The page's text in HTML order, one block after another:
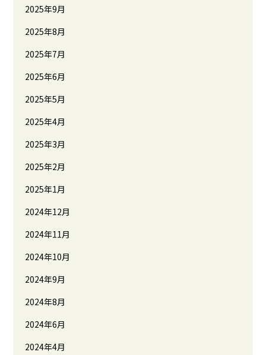
2025年9月
2025年8月
2025年7月
2025年6月
2025年5月
2025年4月
2025年3月
2025年2月
2025年1月
2024年12月
2024年11月
2024年10月
2024年9月
2024年8月
2024年6月
2024年4月